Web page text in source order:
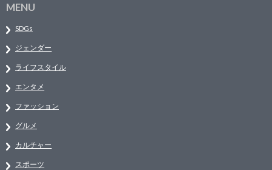
MENU
SDGs
ジェンダー
ライフスタイル
エンタメ
ファッション
グルメ
カルチャー
スポーツ